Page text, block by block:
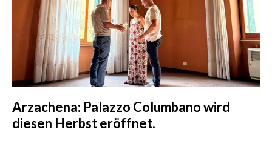
Arzachena: Palazzo Columbano wird
diesen Herbst eröffnet.